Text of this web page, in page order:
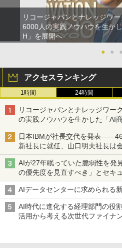
リコージャパンとナレッジワ
6000人の実践ノウハウを生か
H」を展開へ
●
● ●
アクセスランキング
1時間 24時間
リコージャパンとナレッジワー
の実践ノウハウを生かした「AI
日本IBMが社長交代を発表
新社長に就任、山口明夫社長は
AIが27年眠っていた脆弱性を
の優先度を見直すべき」とセキ
AIデータセンターに求められる
AI時代に進化する経理部門の役
活用から考える次世代ファイナ